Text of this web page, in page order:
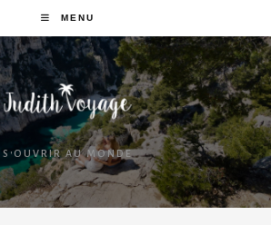
MENU
S'OUVRIR AU MONDE